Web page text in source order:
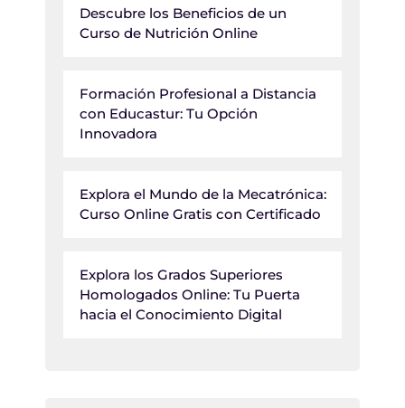
Descubre los Beneficios de un
Curso de Nutrición Online
Formación Profesional a Distancia
con Educastur: Tu Opción
Innovadora
Explora el Mundo de la Mecatrónica:
Curso Online Gratis con Certificado
Explora los Grados Superiores
Homologados Online: Tu Puerta
hacia el Conocimiento Digital